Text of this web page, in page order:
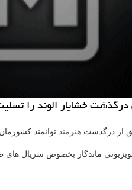
درگذشت خشایار الوند را
از درگذشت هنرمند توانمند
ماندگار بخصوص سریال